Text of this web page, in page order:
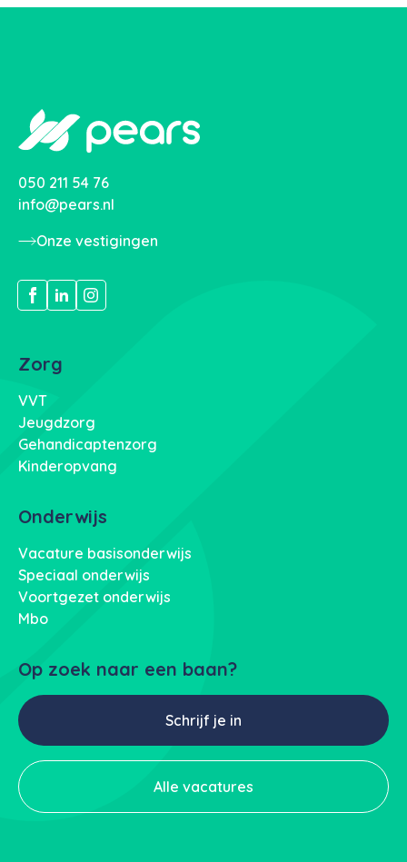
050 211 54 76
info@pears.nl
Onze vestigingen
Zorg
VVT
Jeugdzorg
Gehandicaptenzorg
Kinderopvang
Onderwijs
Vacature basisonderwijs
Speciaal onderwijs
Voortgezet onderwijs
Mbo
Op zoek naar een baan?
Schrijf je in
Alle vacatures